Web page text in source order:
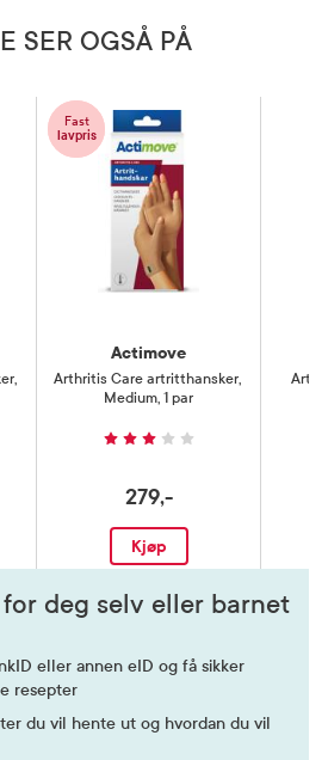
SER OGSÅ PÅ
,
Fast
lavpris
Actimove
Arthritis Care artritthansker,
Medium, 1 par
279,-
Kjøp
deg selv eller barnet
eller annen eID og få sikker
resepter
du vil hente ut og hvordan du vil